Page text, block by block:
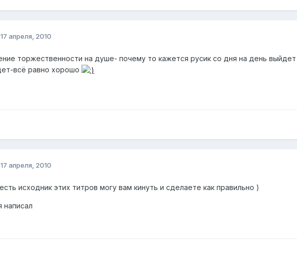
17 апреля, 2010
торжественности на душе- почему то кажется русик со дня на день выйдет
всё равно хорошо
17 апреля, 2010
исходник этих титров могу вам кинуть и сделаете как правильно )
написал